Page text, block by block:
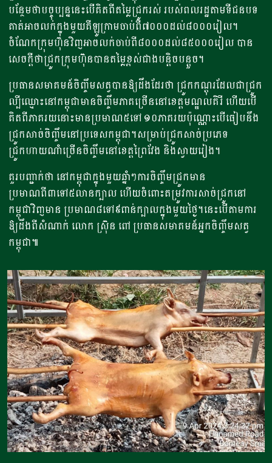
បន្ថែមថាបច្ចុប្បន្ននេះបើគិតពីតម្លៃជ្រូករស់ របស់ពលរដ្ឋតាមទីជនបទ
គាត់អាចលក់ក្នុងមួយគីឡូក្រាមចាប់ពី៧០០០ដល់៨០០០រៀល។
ចំណែកក្រុមហ៊ុនវិញអាចលក់ចាប់ពី៨០០០ដល់៨៥០០០រៀល បាន
សេចក្តីថាជ្រូកក្រុមហ៊ុនបានតម្លៃខ្ពស់ជាងបន្តិចបន្តួច។
ប្រធានសមាគមន៍ចិញ្ចឹមសត្វបានឱ្យដឹងដែរថា ជ្រូកកណ្តុរដែលជាជ្រូក
ល្បីឈ្មោះនៅកម្ពុជាមានចិញ្ចឹមភាគច្រើននៅខេត្តមណ្ឌលគិរី ហើយបើ
គិតពីភាគរយនោះមានប្រមាណ៥ទៅ ១០ភាគរយប៉ុណ្ណោះបើធៀបនឹង
ជ្រូកសាច់ចិញ្ចឹមនៅប្រទេសកម្ពុជា។សម្រាប់ជ្រូកសាច់ប្រភេទ
ជ្រូកហាយណាំច្រើនចិញ្ចឹមនៅខេត្តព្រៃវែង និងស្វាយរៀង។
គួរបញ្ជាក់ថា នៅកម្ពុជាក្នុងមួយឆ្នាំៗការចិញ្ចឹមជ្រូកមាន
ប្រមាណពី៣ទៅ៥លានក្បាល ហើយចំពោះតម្រូវការសាច់ជ្រូកនៅ
កម្ពុជាវិញមាន ប្រមាណ៨ទៅ៩ពាន់ក្បាលក្នុងមួយថ្ងៃ។នេះបើតាមការ
ឱ្យដឹងពីសំណាក់ លោក ស្រ៊ុន ពៅ ប្រធានសមាគមន៍អ្នកចិញ្ចឹមសត្វ
កម្ពុជា៕